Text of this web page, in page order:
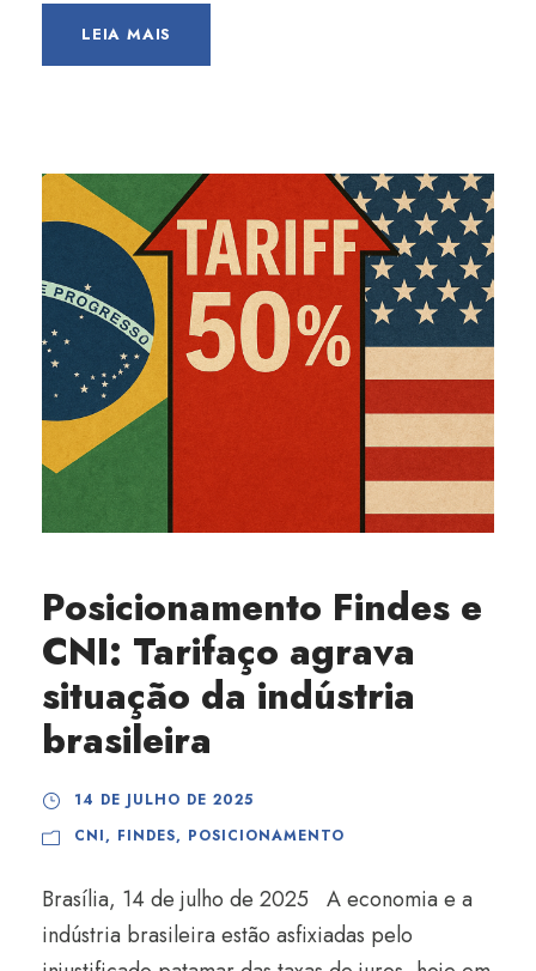
LEIA MAIS
Posicionamento Findes e
CNI: Tarifaço agrava
situação da indústria
brasileira
14 DE JULHO DE 2025
CNI, FINDES, POSICIONAMENTO
Brasília, 14 de julho de 2025 A economia e a
indústria brasileira estão asfixiadas pelo